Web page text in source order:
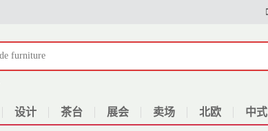
设计 茶台 展会 卖场 北欧 中式